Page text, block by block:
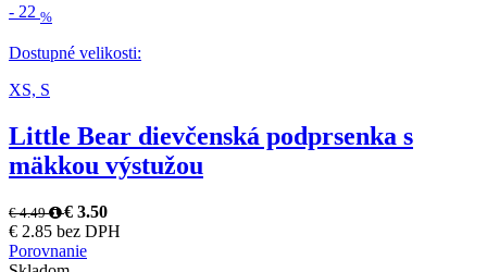
- 22 %
Dostupné velikosti:
XS, S
Little Bear dievčenská podprsenka s
mäkkou výstužou
€ 4.49
€ 3.50
€ 2.85 bez DPH
Porovnanie